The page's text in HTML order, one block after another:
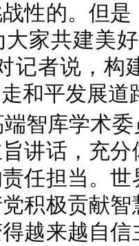
性的。但
家共建美
记者说，构
和平发展道
智库学术
讲话，充
任担当。
积极贡献
越来越自